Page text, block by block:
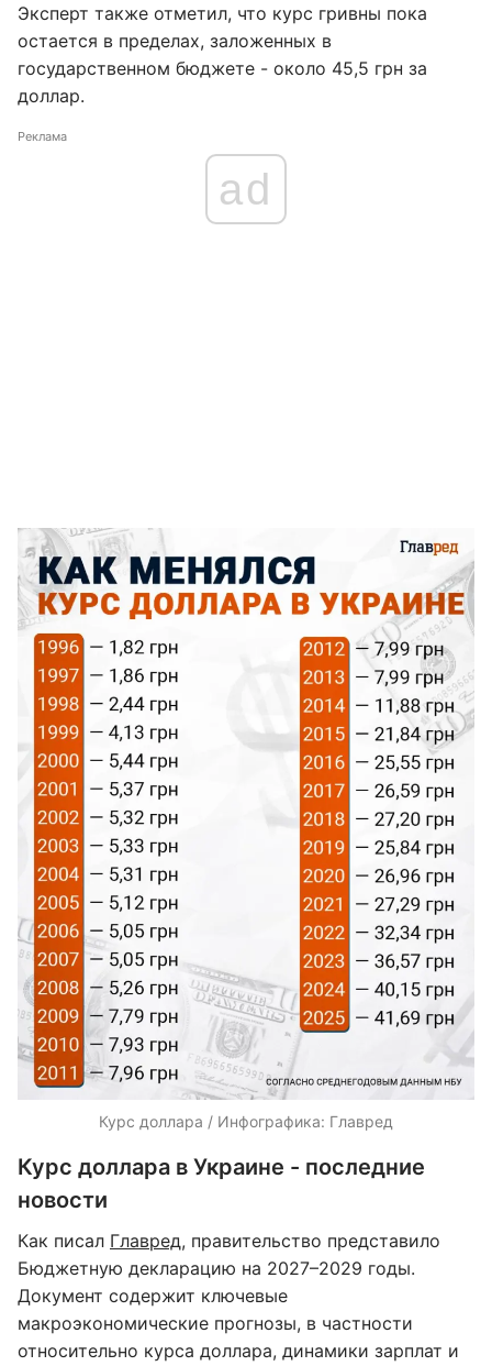
Эксперт также отметил, что курс гривны пока
остается в пределах, заложенных в
государственном бюджете - около 45,5 грн за
доллар.
Реклама
ad
Курс доллара / Инфографика: Главред
Курс доллара в Украине - последние
новости
Как писал Главред, правительство представило
Бюджетную декларацию на 2027–2029 годы.
Документ содержит ключевые
макроэкономические прогнозы, в частности
относительно курса доллара, динамики зарплат и